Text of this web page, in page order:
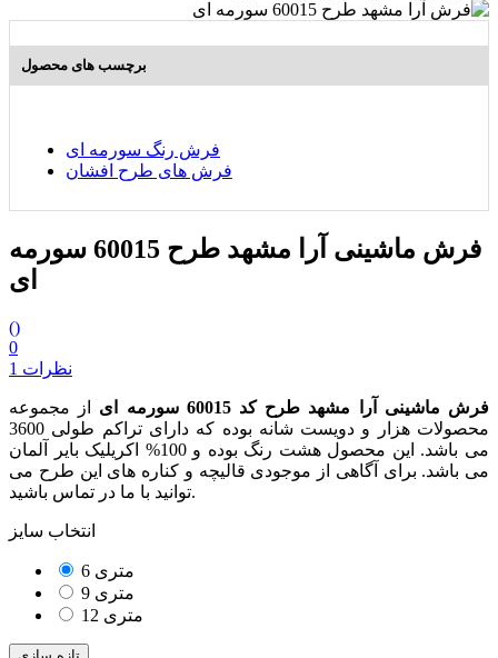
برچسب های محصول
فرش رنگ سورمه ای
فرش های طرح افشان
فرش ماشینی آرا مشهد طرح 60015 سورمه
ای
()
0
1 نظرات
فرش ماشینی آرا مشهد طرح کد 60015 سورمه ای
از مجموعه
محصولات هزار و دویست شانه بوده که دارای تراکم طولی 3600
می باشد. این محصول هشت رنگ بوده و 100% اکریلیک بایر آلمان
می باشد. برای آگاهی از موجودی قالیچه و کناره های این طرح می
توانید با ما در تماس باشید.
انتخاب سایز
6 متری
9 متری
12 متری